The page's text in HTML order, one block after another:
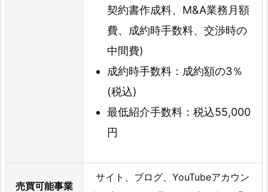
契約書作成料、M&A業務月額
費、成約時手数料、交渉時の
中間費)
成約時手数料：成約額の3％
(税込)
最低紹介手数料：税込55,000
円
売買可能事業
サイト、ブログ、YouTubeアカウン